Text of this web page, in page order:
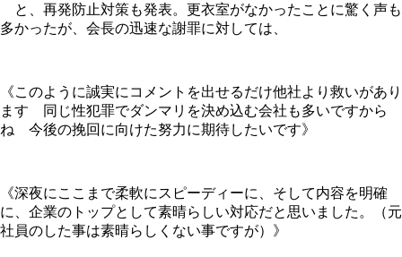
と、再発防止対策も発表。更衣室がなかったことに驚く声も
多かったが、会長の迅速な謝罪に対しては、
《このように誠実にコメントを出せるだけ他社より救いがあり
ます 同じ性犯罪でダンマリを決め込む会社も多いですから
ね 今後の挽回に向けた努力に期待したいです》
《深夜にここまで柔軟にスピーディーに、そして内容を明確
に、企業のトップとして素晴らしい対応だと思いました。（元
社員のした事は素晴らしくない事ですが）》